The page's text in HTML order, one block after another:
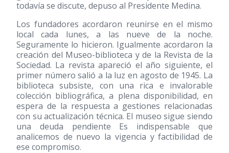
todavía se discute, depuso al Presidente Medina.
Los fundadores acordaron reunirse en el mismo
local cada lunes, a las nueve de la noche.
Seguramente lo hicieron. Igualmente acordaron la
creación del Museo-biblioteca y de la Revista de la
Sociedad. La revista apareció el año siguiente, el
primer número salió a la luz en agosto de 1945. La
biblioteca subsiste, con una rica e invalorable
colección bibliográfica, a plena disponibilidad, en
espera de la respuesta a gestiones relacionadas
con su actualización técnica. El museo sigue siendo
una deuda pendiente Es indispensable que
analicemos de nuevo la vigencia y factibilidad de
ese compromiso.